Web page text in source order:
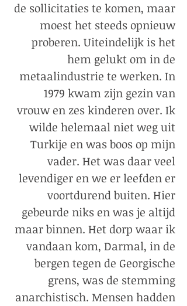
de sollicitaties te komen, maar
moest het steeds opnieuw
proberen. Uiteindelijk is het
hem gelukt om in de
metaalindustrie te werken. In
1979 kwam zijn gezin van
vrouw en zes kinderen over. Ik
wilde helemaal niet weg uit
Turkije en was boos op mijn
vader. Het was daar veel
levendiger en we er leefden er
voortdurend buiten. Hier
gebeurde niks en was je altijd
maar binnen. Het dorp waar ik
vandaan kom, Darmal, in de
bergen tegen de Georgische
grens, was de stemming
anarchistisch. Mensen hadden